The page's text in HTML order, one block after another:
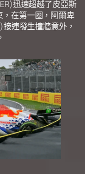
迅速超越了皮亞斯
在第一圈，阿爾卑
連發生撞牆意外，